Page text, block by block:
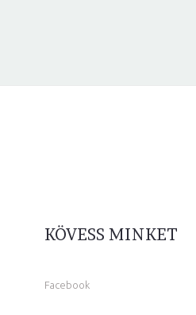
KÖVESS MINKET
Facebook